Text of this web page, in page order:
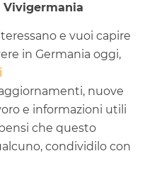
Vivigermania
e vuoi capire
in Germania oggi,
nuove
e informazioni utili
che questo
condividilo con